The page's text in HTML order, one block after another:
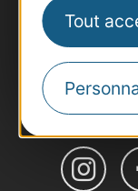
Tout
Inscrivez-vous
Destination
suggestions de
Je